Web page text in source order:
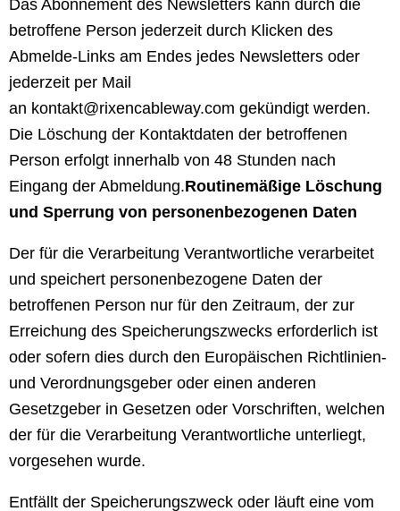
Das Abonnement des Newsletters kann durch die
betroffene Person jederzeit durch Klicken des
Abmelde-Links am Endes jedes Newsletters oder
jederzeit per Mail
an kontakt@rixencableway.com gekündigt werden.
Die Löschung der Kontaktdaten der betroffenen
Person erfolgt innerhalb von 48 Stunden nach
Eingang der Abmeldung.Routinemäßige Löschung
und Sperrung von personenbezogenen Daten
Der für die Verarbeitung Verantwortliche verarbeitet
und speichert personenbezogene Daten der
betroffenen Person nur für den Zeitraum, der zur
Erreichung des Speicherungszwecks erforderlich ist
oder sofern dies durch den Europäischen Richtlinien-
und Verordnungsgeber oder einen anderen
Gesetzgeber in Gesetzen oder Vorschriften, welchen
der für die Verarbeitung Verantwortliche unterliegt,
vorgesehen wurde.
Entfällt der Speicherungszweck oder läuft eine vom